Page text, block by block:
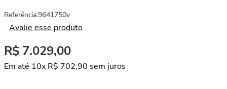
Referência:9641750v
Avalie esse produto
R$ 7.029,00
Em até 10x R$ 702,90 sem juros